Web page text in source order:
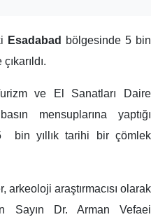
Esadabad
bölgesinde 5 bin
ve El Sanatları Daire
mensuplarına yaptığı
5 bin yıllık tarihi bir çömlek
arkeoloji araştırmacısı olarak
Sayın Dr. Arman Vefaei